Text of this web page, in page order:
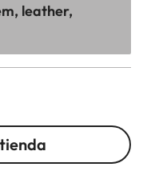
leather,